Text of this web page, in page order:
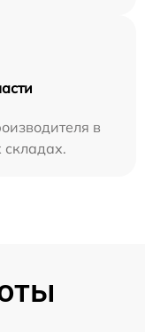
в
складах.